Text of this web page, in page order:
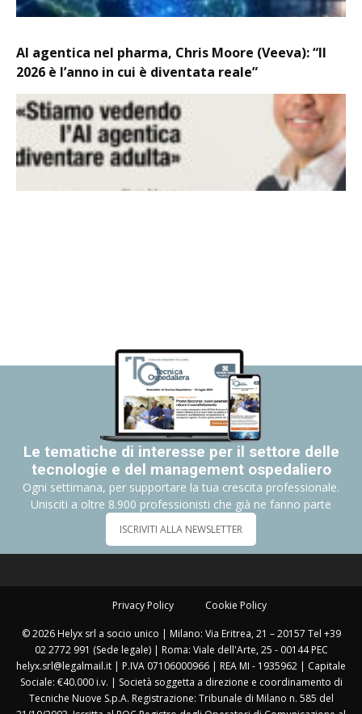
AI agentica nel pharma, Chris Moore (Veeva): “Il
2026 è l’anno in cui è diventata reale”
Le tematiche di interesse per il settore delle
tecnologie e del management ospedaliero
Ogni settimana, per supportare la tua crescita professionale.
Unisciti a oltre 8.900 professionisti che già ne fanno parte
ISCRIVITI ALLA NEWSLETTER
Privacy Policy Cookie Policy
© 2026 Helyx srl a socio unico | Milano: Via Eritrea, 21 – 20157 Tel +39
02 2772 991 (Sede legale) | Roma: Viale dell'Arte, 25 - 00144 PEC
helyx.srl@legalmail.it | P.IVA 07106000966 | REA MI - 1935962 | Capitale
Sociale: €40.000 i.v. | Società soggetta a direzione e coordinamento di
Tecniche Nuove S.p.A. Registrazione: Tribunale di Milano n. 585 del